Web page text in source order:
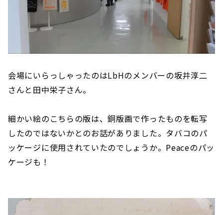
会場にいらっしゃったのはLbHのメンバーの坂井淳二
さんと田中栄子さん。
細かい絵のこちらの版は、銅版画で作ったものを転写
したのではないかとのお話がありました。タバコのパ
ッケージに使用されていたのでしょうか。Peaceのパッ
ケージも！